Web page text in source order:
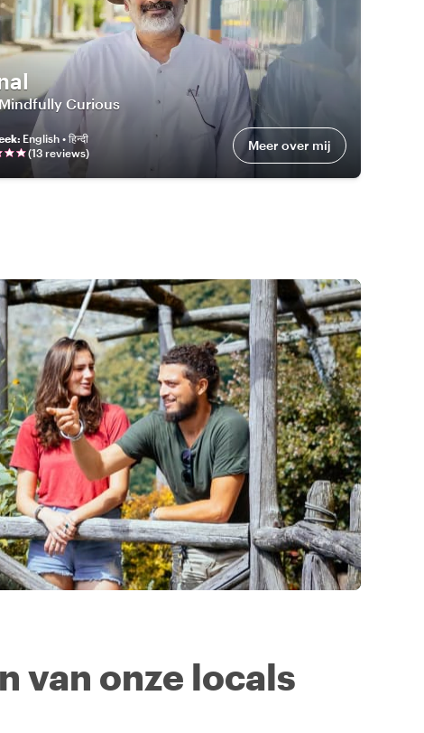
Curious
: English • हिन्दी
(13 reviews) Meer over mij
van onze locals